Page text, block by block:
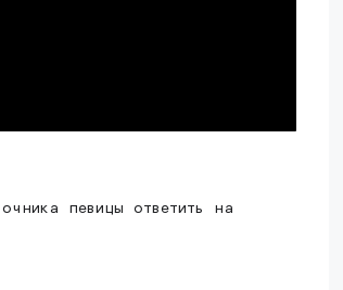
певицы ответить на